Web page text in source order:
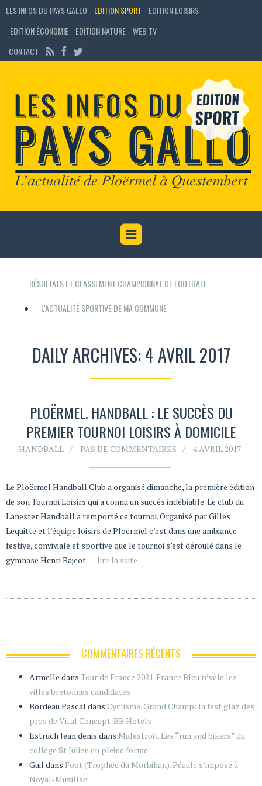
LES INFOS DU PAYS GALLO EDITION SPORT
EDITION LOISIRS
EDITION ÉCONOMIE
EDITION NATURE WEB TV
CONTACT
RÉSULTATS ET CLASSEMENT CHAMPIONNAT DE FOOTBALL
L'ACTUALITÉ SPORTIVE DE MA COMMUNE
DAILY ARCHIVES: 4 AVRIL 2017
PLOËRMEL. HANDBALL : LE SUCCÈS DU
PREMIER TOURNOI LOISIRS À DOMICILE
HANDBALL PAS DE COMMENTAIRES 4 AVRIL 2017
Le Ploërmel Handball Club a organisé dimanche, la première édition
de son Tournoi Loisirs qui a connu un succès indébiable. Le club du
Lanester Handball a remporté ce tournoi. Organisé par Gilles
Lequitte et l’équipe loisirs de Ploërmel c’est dans une ambiance
festive, conviviale et sportive que le tournoi s’est déroulé dans le
gymnase Henri Bajeot.… lire la suite
COMMENTAIRES RÉCENTS
Armelle dans Tour de France 2021. France Bleu révèle les
villes bretonnes candidates
Bordeau Pascal dans Cyclisme. Grand Champ: la fest glaz des
pros de Vital Concept-BB Hotels
Estruch Jean denis dans Malestroit. Les “run and bikers” du
collège St Julien en pleine forme
Guil dans Foot (Trophée du Morbihan). Péaule s’impose à
Noyal-Muzillac